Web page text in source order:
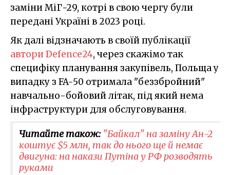
заміни МіГ-29, котрі в свою чергу були
передані Україні в 2023 році.
Як далі відзначають в своїй публікації
автори Defence24, через скажімо так
специфіку планування закупівель, Польща у
випадку з FA-50 отримала "беззбройний"
навчально-бойовий літак, під який нема
інфраструктури для обслуговування.
Читайте також: "Байкал" на заміну Ан-2
коштує $5 млн, так до нього ще й немає
двигуна: на накази Путіна у РФ розводять
руками